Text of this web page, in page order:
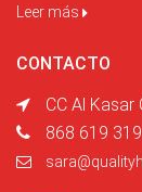
Leer más
CONTACTO
CC Al
868 619